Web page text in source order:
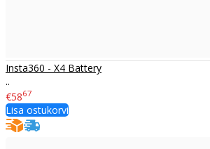
Insta360 - X4 Battery
..
€5867
Lisa ostukorvi